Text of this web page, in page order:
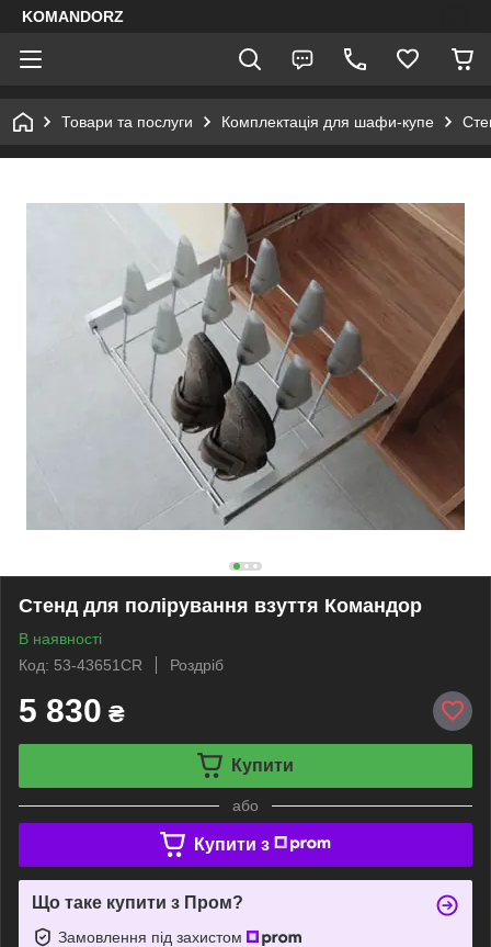
KOMANDORZ
Товари та послуги Комплектація для шафи-купе
Стенд для полірування взуття Командор
В наявності
Код: 53-43651CR
Роздріб
5 830 ₴
Купити
або
Купити з
Що таке купити з Пром?
Замовлення під захистом